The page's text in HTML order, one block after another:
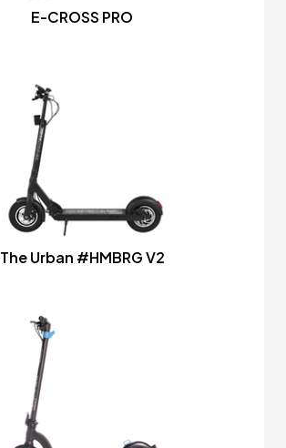
E-CROSS PRO
The Urban #HMBRG V2